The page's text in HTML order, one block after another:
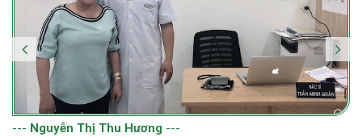
--- Nguyễn Thị Thu Hương ---